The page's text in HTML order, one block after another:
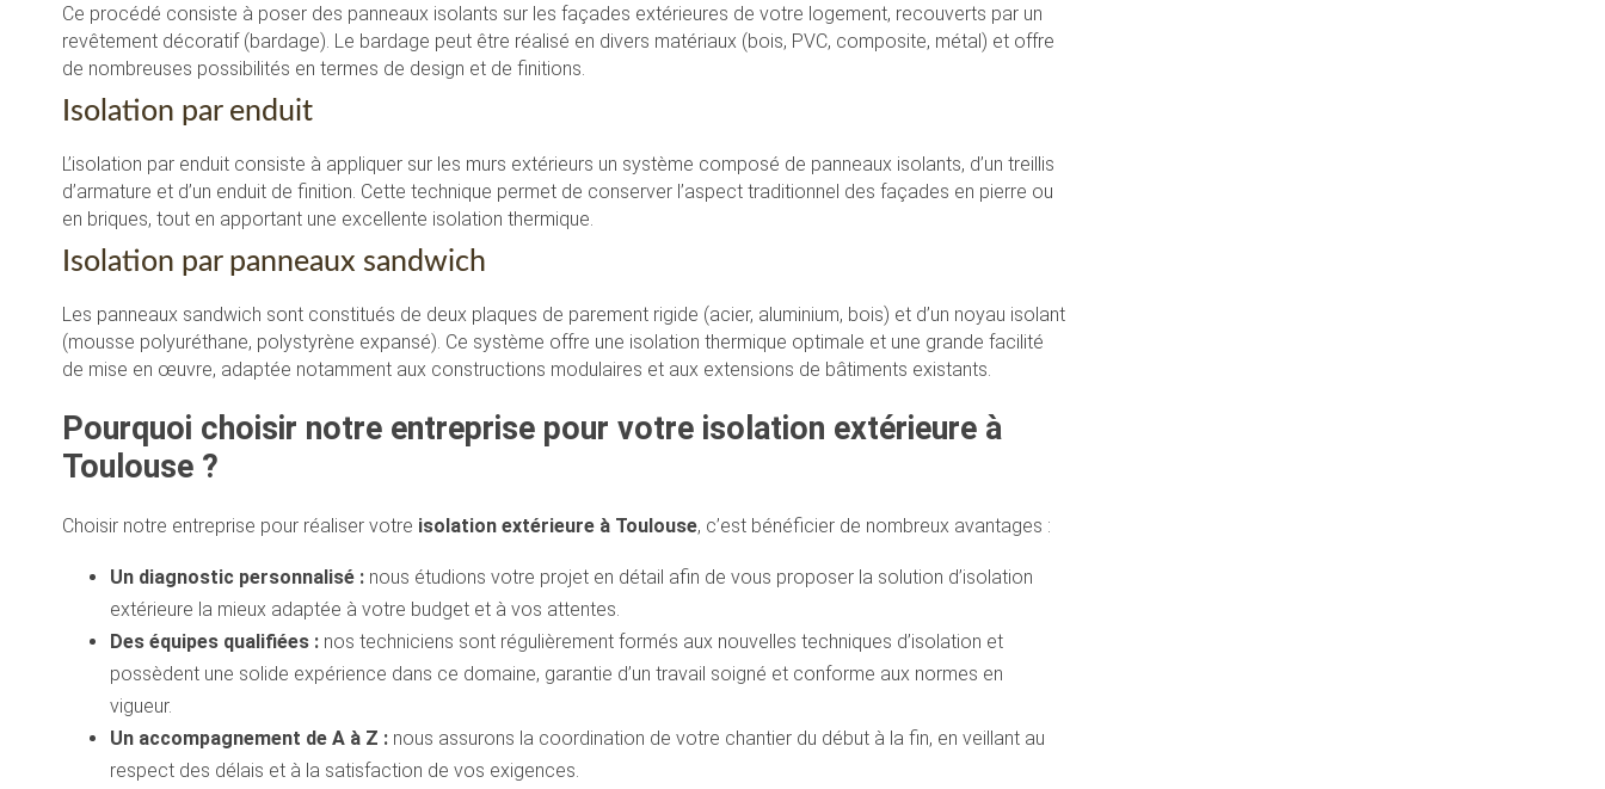
Ce procédé consiste à poser des panneaux isolants sur les façades extérieures de votre logement, recouverts par un
revêtement décoratif (bardage). Le bardage peut être réalisé en divers matériaux (bois, PVC, composite, métal) et offre
de nombreuses possibilités en termes de design et de finitions.
Isolation par enduit
L’isolation par enduit consiste à appliquer sur les murs extérieurs un système composé de panneaux isolants, d’un treillis
d’armature et d’un enduit de finition. Cette technique permet de conserver l’aspect traditionnel des façades en pierre ou
en briques, tout en apportant une excellente isolation thermique.
Isolation par panneaux sandwich
Les panneaux sandwich sont constitués de deux plaques de parement rigide (acier, aluminium, bois) et d’un noyau isolant
(mousse polyuréthane, polystyrène expansé). Ce système offre une isolation thermique optimale et une grande facilité
de mise en œuvre, adaptée notamment aux constructions modulaires et aux extensions de bâtiments existants.
Pourquoi choisir notre entreprise pour votre isolation extérieure à
Toulouse ?
Choisir notre entreprise pour réaliser votre isolation extérieure à Toulouse, c’est bénéficier de nombreux avantages :
Un diagnostic personnalisé : nous étudions votre projet en détail afin de vous proposer la solution d’isolation
extérieure la mieux adaptée à votre budget et à vos attentes.
Des équipes qualifiées : nos techniciens sont régulièrement formés aux nouvelles techniques d’isolation et
possèdent une solide expérience dans ce domaine, garantie d’un travail soigné et conforme aux normes en
vigueur.
Un accompagnement de A à Z : nous assurons la coordination de votre chantier du début à la fin, en veillant au
respect des délais et à la satisfaction de vos exigences.